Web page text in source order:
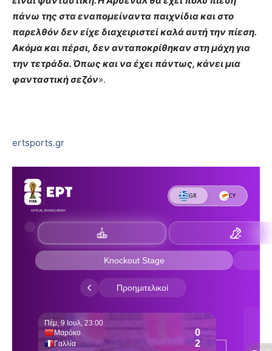
πάνω της στα εναπομείναντα παιχνίδια και στο
παρελθόν δεν είχε διαχειριστεί καλά αυτή την πίεση.
Ακόμα και πέρσι, δεν ανταποκρίθηκαν στη μάχη για
την τετράδα. Όπως και να έχει πάντως, κάνει μια
φανταστική σεζόν».
ertsports.gr